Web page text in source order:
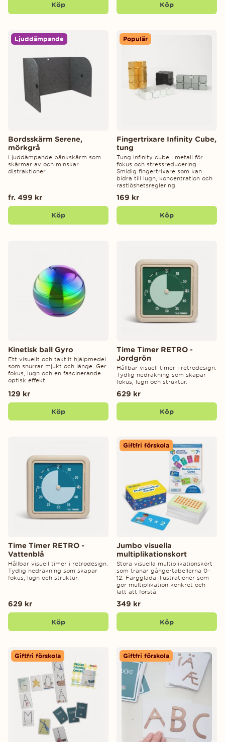
Köp Köp
Ljuddämpande
Bordsskärm Serene,
mörkgrå
Ljuddämpande bänkskärm som
skärmar av och minskar
distraktioner.
fr. 499 kr
Köp
Populär
Fingertrixare Infinity Cube,
tung
Tung infinity cube i metall för
fokus och stressreducering.
Smidig fingertrixare som kan
bidra till lugn, koncentration och
rastlöshetsreglering.
169 kr
Köp
Kinetisk ball Gyro
Ett visuellt och taktilt hjälpmedel
som snurrar mjukt och länge. Ger
fokus, lugn och en fascinerande
optisk effekt.
129 kr
Köp
Time Timer RETRO -
Jordgrön
Hållbar visuell timer i retrodesign.
Tydlig nedräkning som skapar
fokus, lugn och struktur.
629 kr
Köp
Time Timer RETRO -
Vattenblå
Hållbar visuell timer i retrodesign.
Tydlig nedräkning som skapar
fokus, lugn och struktur.
629 kr
Köp
Giftfri förskola
Jumbo visuella
multiplikationskort
Stora visuella multiplikationskort
som tränar gångertabellerna 0–
12. Färgglada illustrationer som
gör multiplikation konkret och
lätt att förstå.
349 kr
Köp
Giftfri förskola Giftfri förskola